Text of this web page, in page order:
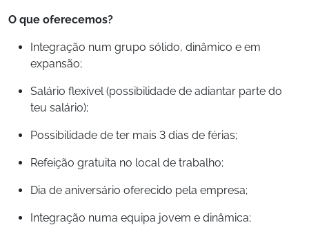
O que oferecemos?
Integração num grupo sólido, dinâmico e em
expansão;
Salário flexível (possibilidade de adiantar parte do
teu salário);
Possibilidade de ter mais 3 dias de férias;
Refeição gratuita no local de trabalho;
Dia de aniversário oferecido pela empresa;
Integração numa equipa jovem e dinâmica;